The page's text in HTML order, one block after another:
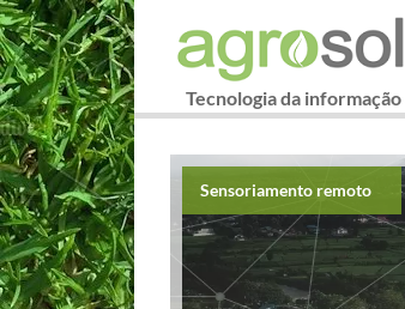
Tecnologia da
Sensoriamento remoto